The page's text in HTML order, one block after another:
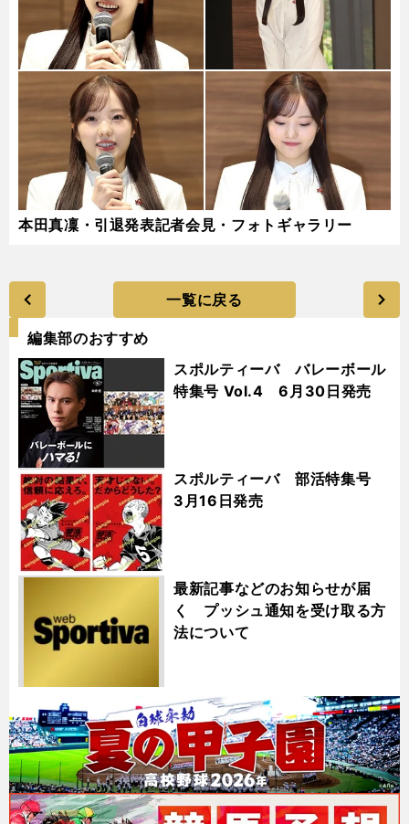
本田真凜・引退発表記者会見・フォトギャラリー
一覧に戻る
編集部のおすすめ
スポルティーバ バレーボール
特集号 Vol.4 6月30日発売
スポルティーバ 部活特集号
3月16日発売
最新記事などのお知らせが届
く プッシュ通知を受け取る方
法について